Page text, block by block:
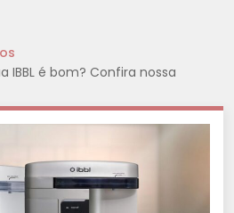
IBBL é bom? Confira nossa